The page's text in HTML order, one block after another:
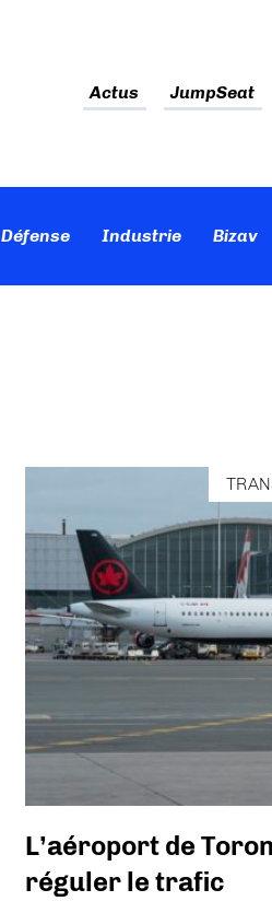
Actus JumpSeat
Défense Industrie Bizav
L’aéroport de
réguler le trafic